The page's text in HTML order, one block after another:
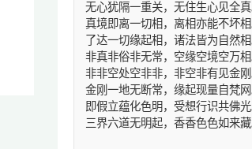
无心犹隔一重关，无住生心见全真
真境即离一切相，离相亦能不坏相
了达一切缘起相，诸法皆为自然相
非真非俗非无常，空缘空境空万相
非非空处空非非，非空非有见金刚
金刚一地无断常，缘起现量自梵网
即假立蕴化色明，受想行识共佛光
三界六道无明起，香香色色如来藏